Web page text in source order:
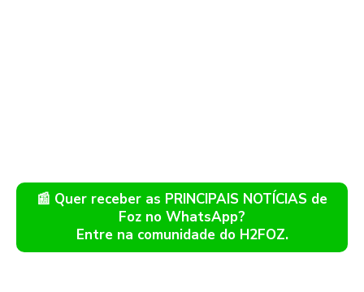
📰 Quer receber as PRINCIPAIS NOTÍCIAS de
Foz no WhatsApp?
Entre na comunidade do H2FOZ.